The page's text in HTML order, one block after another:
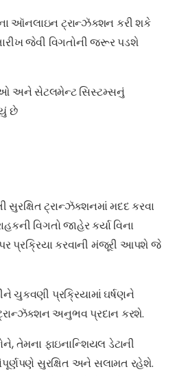
ઑનલાઇન ટ્રાન્ઝૅક્શન કરી શકે
જેવી વિગતોની જરૂર પડશે
અને સેટલમેન્ટ સિસ્ટમ્સનું
છે
સુરક્ષિત ટ્રાન્ઝૅક્શનમાં મદદ કરવા
વિગતો જાહેર કર્યા વિના
પ્રક્રિયા કરવાની મંજૂરી આપશે જે
ચુકવણી પ્રક્રિયામાં ઘર્ષણને
અનુભવ પ્રદાન કરશે.
તેમના ફાઇનાન્શિયલ ડેટાની
સંપૂર્ણપણે સુરક્ષિત અને સલામત રહેશે.